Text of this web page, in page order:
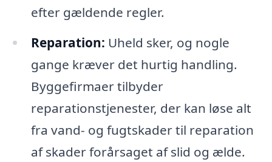
efter gældende regler.
Reparation: Uheld sker, og nogle
gange kræver det hurtig handling.
Byggefirmaer tilbyder
reparationstjenester, der kan løse alt
fra vand- og fugtskader til reparation
af skader forårsaget af slid og ælde.